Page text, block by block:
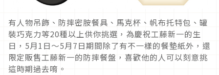
有人物吊飾、防摔密胺餐具、馬克杯、帆布托特包、罐
裝巧克力等20種以上供你挑選，為慶祝工藤新一的生
日，5月1日～5月7日期間除了有不一樣的餐墊紙外，還
限定販售工藤新一的防摔餐盤，喜歡他的人可以刻意挑
這時期過去唷。